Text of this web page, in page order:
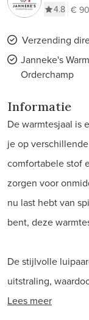
4.8 €
Verzending
Janneke's
Orderchamp
Informatie
De warmtesjaal is
je op
comfortabele stof
zorgen voor
nu last hebt van
bent, deze
De stijlvolle
uitstraling,
Lees meer